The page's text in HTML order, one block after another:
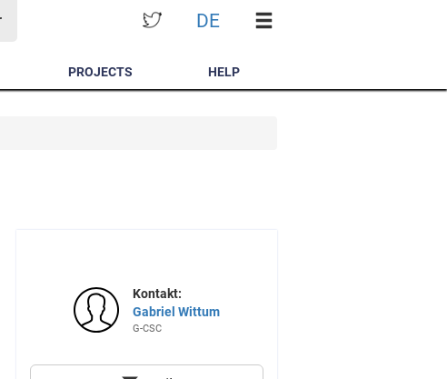
DE
PROJECTS HELP
Kontakt:
Gabriel Wittum
G-CSC